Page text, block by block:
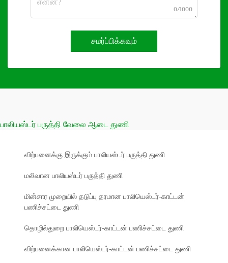
0/1000
சமர்ப்பிக்கவும்
பாலியஸ்டர் பருத்தி வேலை ஆடை துணி
விற்பனைக்கு இருக்கும் பாலியஸ்டர் பருத்தி துணி
மலிவான பாலியஸ்டர் பருத்தி துணி
மின்சார முறையில் தடுப்பு தரமான பாலியெஸ்டர்-காட்டன்
பணிச்சட்டை துணி
தொழில்துறை பாலியெஸ்டர்-காட்டன் பணிச்சட்டை துணி
விற்பனைக்கான பாலியெஸ்டர்-காட்டன் பணிச்சட்டை துணி